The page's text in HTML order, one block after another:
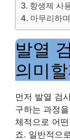
항생제 사
마무리하며
발열
의미
먼저 발열 검
구하는 과정
체적으로 어
죠. 일반적으